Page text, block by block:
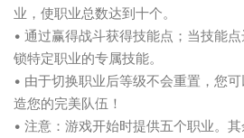
业，使职业总数达到十个。
• 通过赢得战斗获得技能点；当技能
锁特定职业的专属技能。
• 由于切换职业后等级不会重置，您
造您的完美队伍！
• 注意：游戏开始时提供五个职业。